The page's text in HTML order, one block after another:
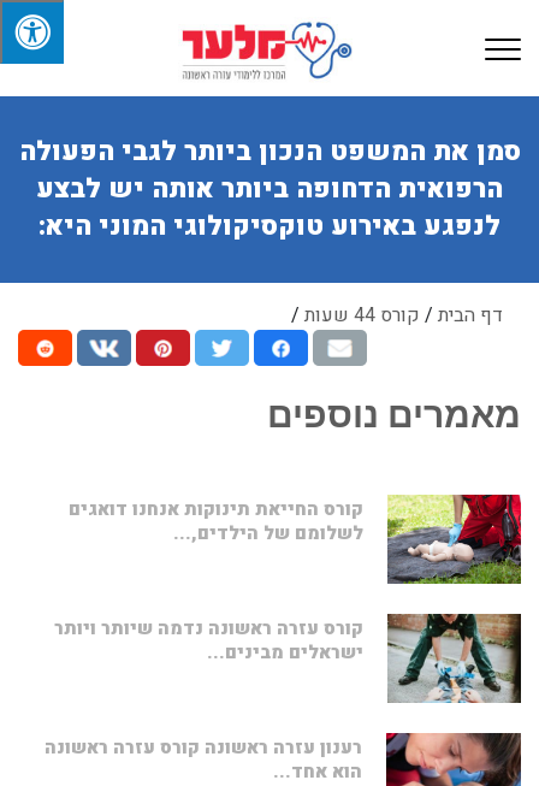
סמן את המשפט הנכון ביותר לגבי הפעולה
הרפואית הדחופה ביותר אותה יש לבצע
לנפגע באירוע טוקסיקולוגי המוני היא:
דף הבית / קורס 44 שעות /
מאמרים נוספים
קורס החייאת תינוקות אנחנו דואגים
לשלומם של הילדים,...
קורס עזרה ראשונה נדמה שיותר ויותר
ישראלים מבינים...
רענון עזרה ראשונה קורס עזרה ראשונה
הוא אחד...